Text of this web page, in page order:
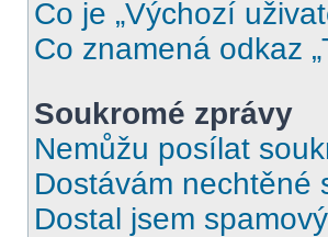
Co je „Výchozí
Co znamená odkaz
Soukromé zprávy
Nemůžu posílat
Dostávám nechtěné
Dostal jsem